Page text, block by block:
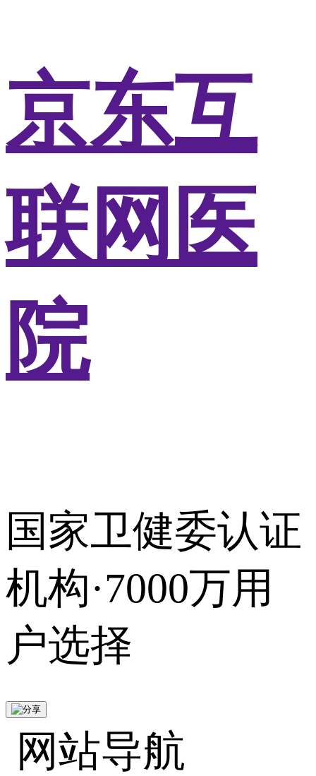
京东互
联网医
院
国家卫健委认证
机构·7000万用
户选择
网站导航